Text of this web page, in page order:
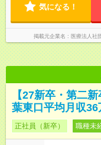
気になる！
掲載元企業名 医療法人社
【27新卒・第二
葉東口平均月収
正社員（新卒） 職種未